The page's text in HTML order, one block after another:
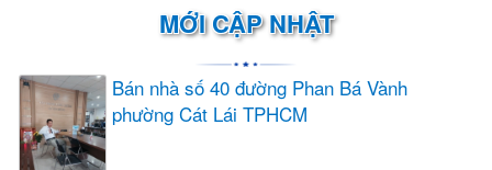
MỚI CẬP NHẬT
Bán nhà số 40 đường Phan Bá Vành
phường Cát Lái TPHCM